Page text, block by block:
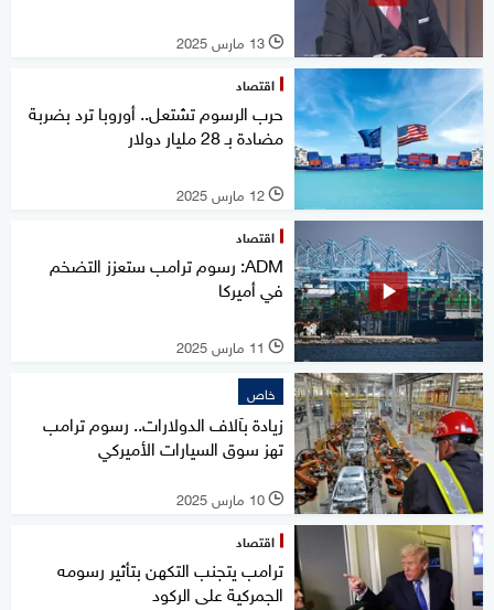
l 13 مارس 2025
اقتصاد
حرب الرسوم تشتعل.. أوروبا ترد بضربة
مضادة بـ 28 مليار دولار
l 12 مارس 2025
اقتصاد
ADM: رسوم ترامب ستعزز التضخم
في أميركا
l 11 مارس 2025
خاص
زيادة بآلاف الدولارات.. رسوم ترامب
تهز سوق السيارات الأميركي
l 10 مارس 2025
اقتصاد
ترامب يتجنب التكهن بتأثير رسومه
الجمركية على الركود